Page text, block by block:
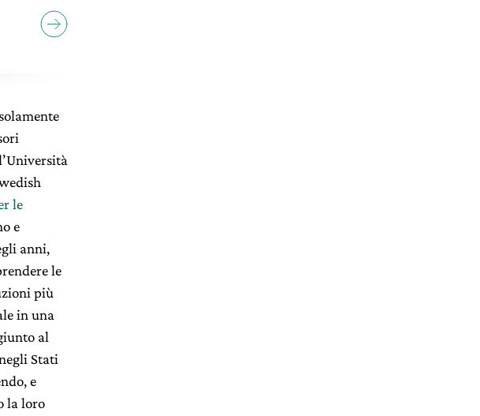
le
e
anni,
le
più
in una
al
Stati
e
la loro